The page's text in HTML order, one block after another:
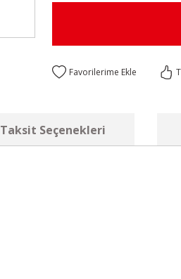
Taksit Seçenekleri